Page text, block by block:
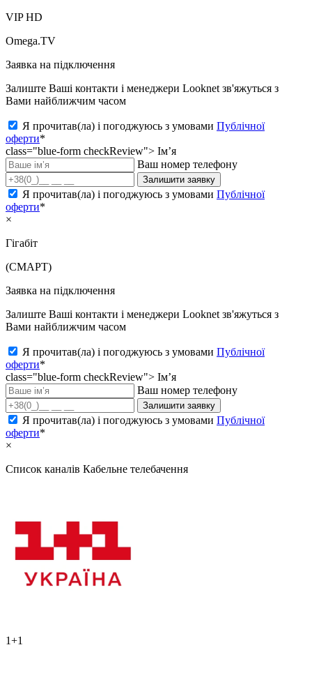
VIP HD
Omega.TV
Заявка на підключення
Залиште Ваші контакти і менеджери Looknet зв'яжуться з
Вами найближчим часом
Я прочитав(ла) і погоджуюсь з умовами Публічної
оферти*
class="blue-form checkReview"> Ім’я
Ваш номер телефону
Залишити заявку
Я прочитав(ла) і погоджуюсь з умовами Публічної
оферти*
×
Гігабіт
(СМАРТ)
Заявка на підключення
Залиште Ваші контакти і менеджери Looknet зв'яжуться з
Вами найближчим часом
Я прочитав(ла) і погоджуюсь з умовами Публічної
оферти*
class="blue-form checkReview"> Ім’я
Ваш номер телефону
Залишити заявку
Я прочитав(ла) і погоджуюсь з умовами Публічної
оферти*
×
Список каналів Кабельне телебачення
1+1